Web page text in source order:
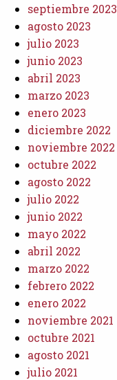
septiembre 2023
agosto 2023
julio 2023
junio 2023
abril 2023
marzo 2023
enero 2023
diciembre 2022
noviembre 2022
octubre 2022
agosto 2022
julio 2022
junio 2022
mayo 2022
abril 2022
marzo 2022
febrero 2022
enero 2022
noviembre 2021
octubre 2021
agosto 2021
julio 2021